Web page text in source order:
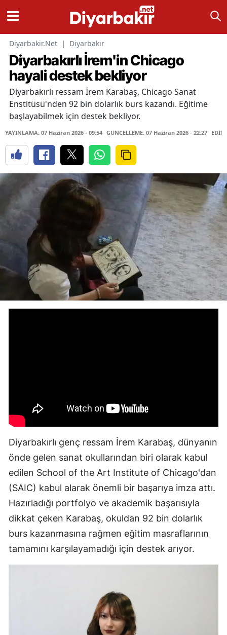
Diyarbakir.Net | Diyarbakır
Diyarbakırlı İrem'in Chicago
hayali destek bekliyor
Diyarbakırlı ressam İrem Karabaş, Chicago Sanat
Enstitüsü'nden 92 bin dolarlık burs kazandı. Eğitime
başlayabilmek için destek bekliyor.
YAYINLAMA: 07 Haziran 2026 - 09:54 GÜNCELLEME: 07 Haziran 2026 - 22:27
Diyarbakırlı genç ressam İrem Karabaş, dünyanın
önde gelen sanat okullarından biri olarak kabul
edilen School of the Art Institute of Chicago'dan
(SAIC) kabul alarak önemli bir başarıya imza attı.
Hazırladığı portfolyo ve akademik başarısıyla
dikkat çeken Karabaş, okuldan 92 bin dolarlık
burs kazanmasına rağmen eğitim masraflarının
tamamını karşılayamadığı için destek arıyor.